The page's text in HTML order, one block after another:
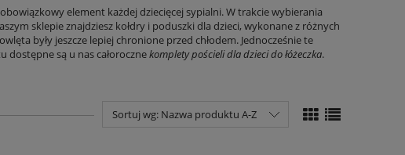
element każdej dziecięcej sypialni. W trakcie wybierania
sklepie znajdziesz kołdry i poduszki dla dzieci, wykonane z różnych
były jeszcze lepiej chronione przed chłodem. Jednocześnie te
dostępne są u nas całorocznekomplety pościeli dla dzieci do łóżeczka.
Sortuj wg: Nazwa produktu A-Z